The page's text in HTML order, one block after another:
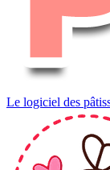
Le logiciel des